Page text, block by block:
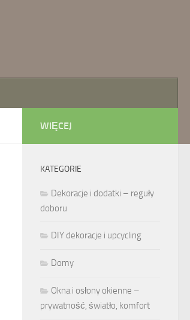
WIĘCEJ
KATEGORIE
Dekoracje i dodatki – reguły
doboru
DIY dekoracje i upcycling
Domy
Okna i osłony okienne –
prywatność, światło, komfort